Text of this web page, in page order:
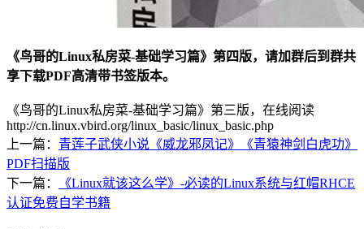
《鸟哥的Linux私房菜-基础学习篇》第四版，请加群后到群共
享下载PDF高清带书签版本。
《鸟哥的Linux私房菜-基础学习篇》第三版，在线阅读
http://cn.linux.vbird.org/linux_basic/linux_basic.php
上一篇： 青莲子武侠小说《威龙邪凤记》《青猿神剑白虎功》
PDF扫描版
下一篇：
《Linux就该这么学》-必读的Linux系统与红帽RHCE
认证免费自学书籍